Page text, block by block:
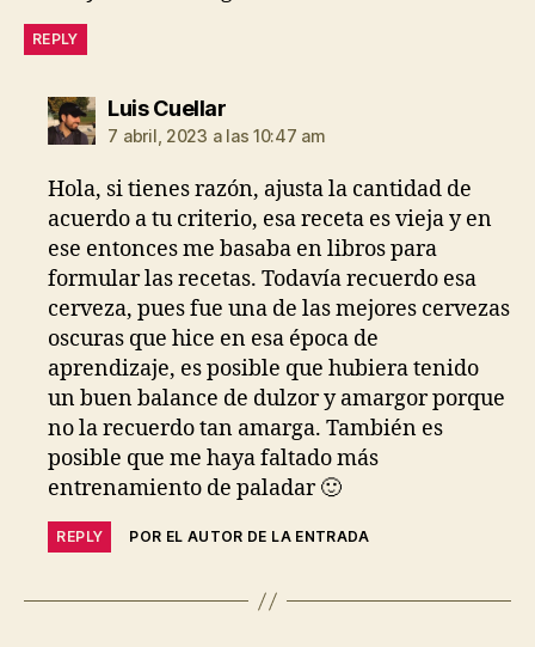
REPLY
Luis Cuellardice:
7 abril, 2023 a las 10:47 am
Hola, si tienes razón, ajusta la cantidad de
acuerdo a tu criterio, esa receta es vieja y en
ese entonces me basaba en libros para
formular las recetas. Todavía recuerdo esa
cerveza, pues fue una de las mejores cervezas
oscuras que hice en esa época de
aprendizaje, es posible que hubiera tenido
un buen balance de dulzor y amargor porque
no la recuerdo tan amarga. También es
posible que me haya faltado más
entrenamiento de paladar 🙂
REPLY POR EL AUTOR DE LA ENTRADA